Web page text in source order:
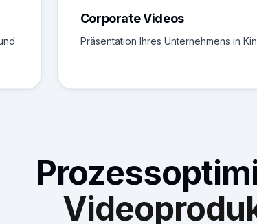
Corporate Videos
Präsentation Ihres Unternehmens in